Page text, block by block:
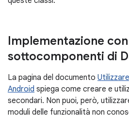
Implementazione
sottocomponenti di
La pagina del documento
Android spiega come creare e
secondari. Non puoi, però,
moduli delle funzionalità non